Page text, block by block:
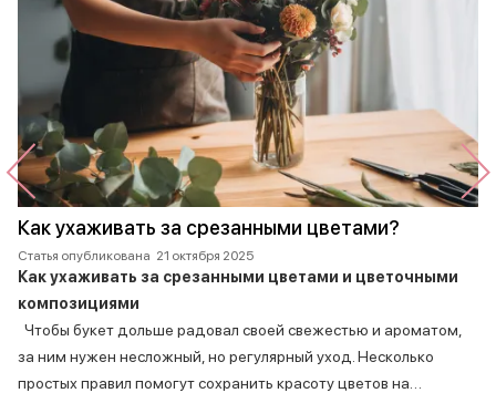
Как ухаживать за срезанными цветами?
Статья опубликована 21 октября 2025
Как ухаживать за срезанными цветами и цветочными
композициями
Чтобы букет дольше радовал своей свежестью и ароматом,
за ним нужен несложный, но регулярный уход. Несколько
простых правил помогут сохранить красоту цветов на…